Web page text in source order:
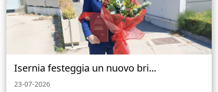
Isernia festeggia un nuovo bri...
23-07-2026